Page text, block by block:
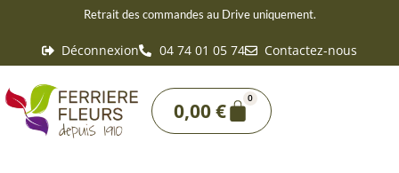
contenu
Retrait des commandes au Drive uniquement.
Déconnexion 04 74 01 05 74 Contactez-nous
0,00€
0
Panier